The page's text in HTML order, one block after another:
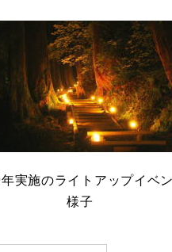
実施のライトアップイベ
様子